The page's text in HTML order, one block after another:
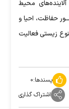
محیط
حفاظت، احیا و
زیستی فعالیت
پسندها:۰
اشتراک گذاری